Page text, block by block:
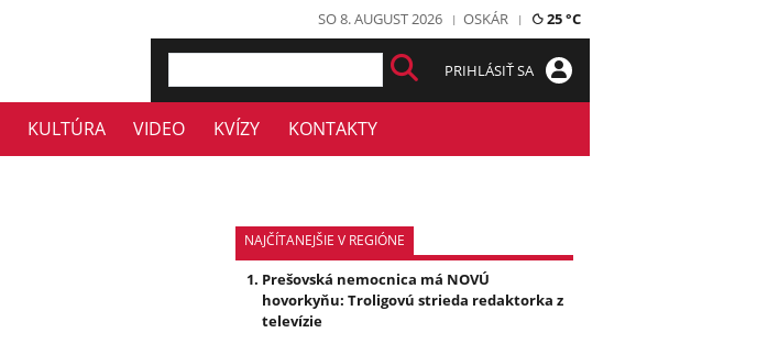
SO 8. AUGUST 2026 OSKÁR 25 °C
PRIHLÁSIŤ SA
KULTÚRA VIDEO KVÍZY KONTAKTY
NAJČÍTANEJŠIE V REGIÓNE
Prešovská nemocnica má NOVÚ
hovorkyňu: Troligovú strieda redaktorka z
televízie